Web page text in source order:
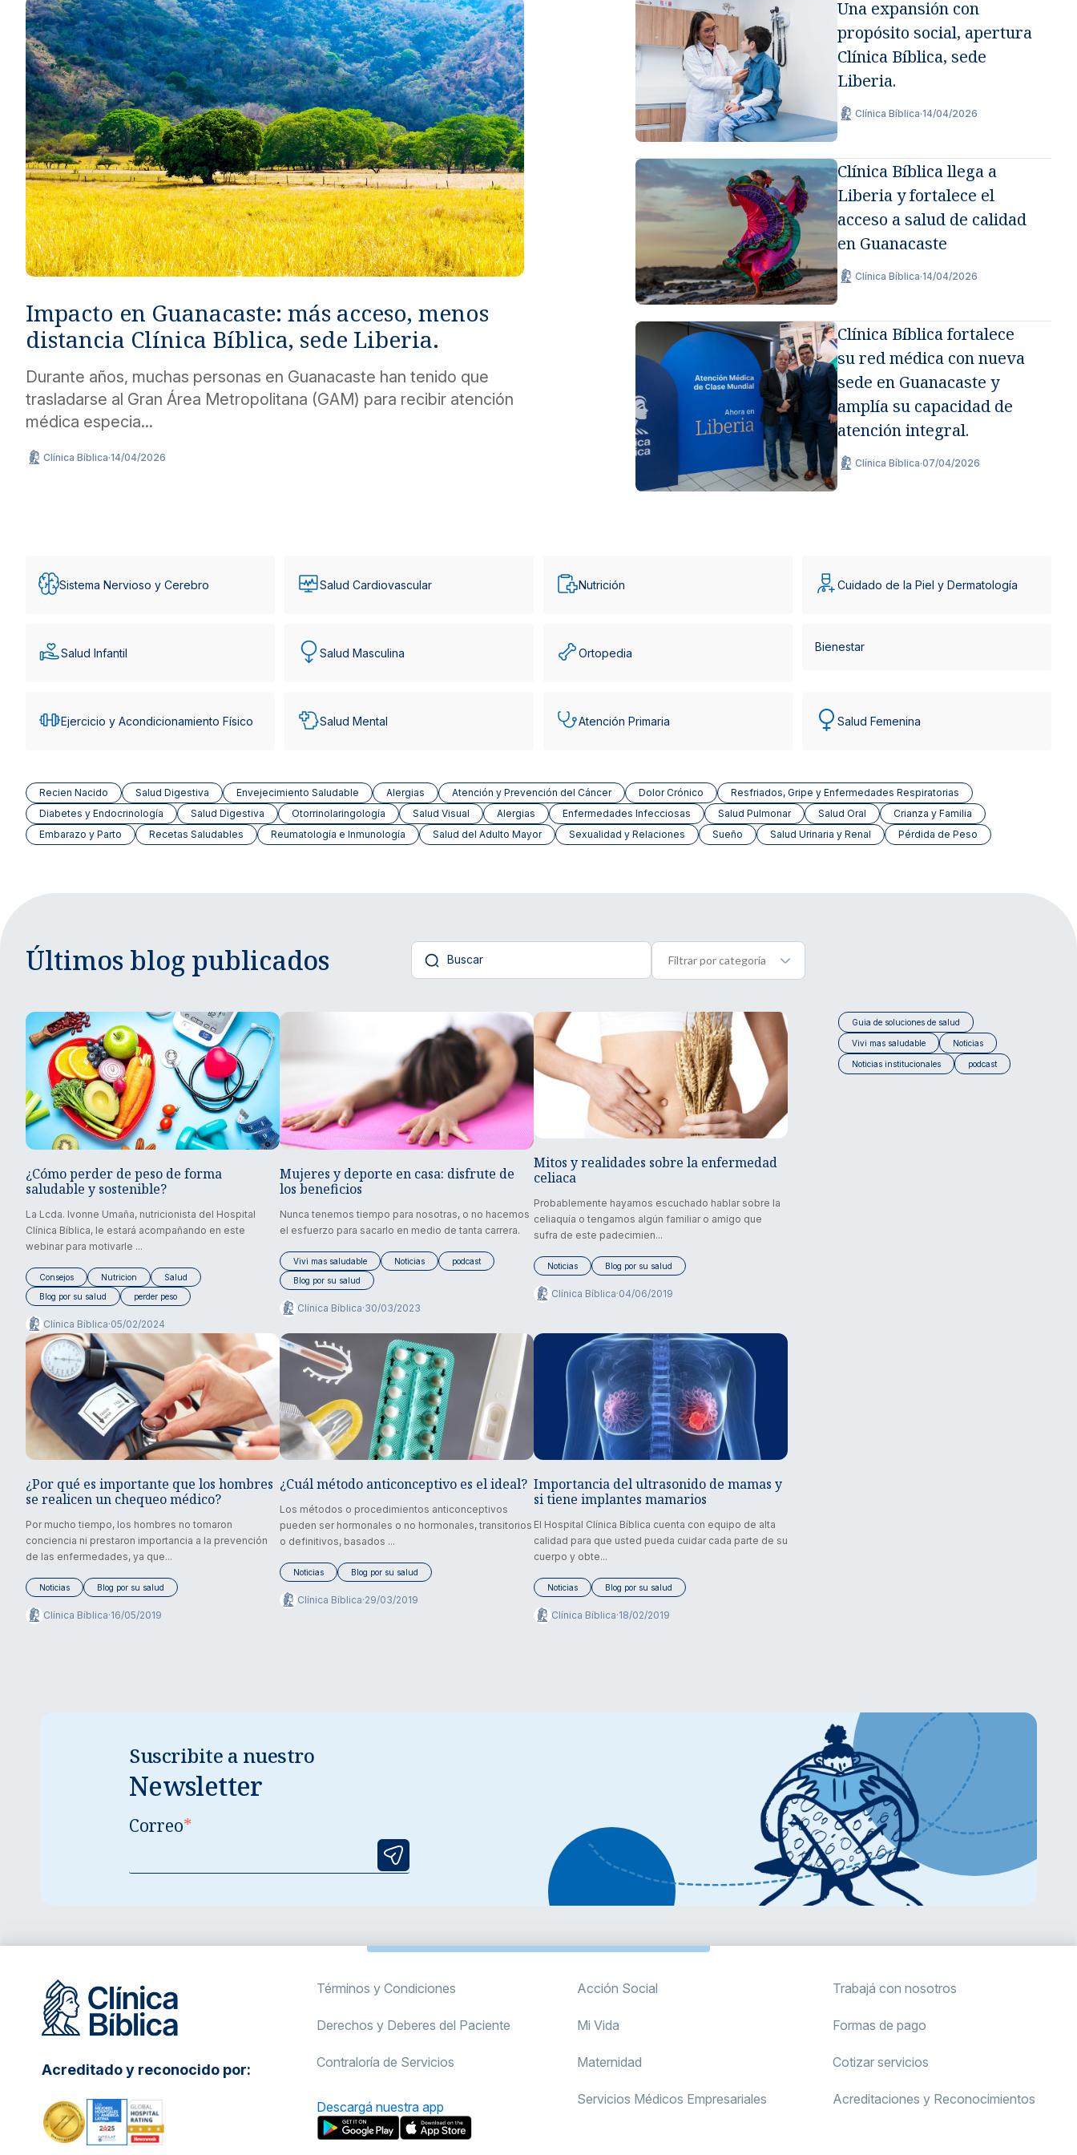
Métodos de pago seguros, simples y convenientes.
Impacto en Guanacaste: más acceso, menos
distancia Clínica Bíblica, sede Liberia.
Durante años, muchas personas en Guanacaste han tenido que
trasladarse al Gran Área Metropolitana (GAM) para recibir atención
médica especia...
Clínica Bíblica·14/04/2026
Una expansión con
propósito social, apertura
Clínica Bíblica, sede
Liberia.
Clínica Bíblica·14/04/2026
Clínica Bíblica llega a
Liberia y fortalece el
acceso a salud de calidad
en Guanacaste
Clínica Bíblica·14/04/2026
Clínica Bíblica fortalece
su red médica con nueva
sede en Guanacaste y
amplía su capacidad de
atención integral.
Clínica Bíblica·07/04/2026
Sistema Nervioso y Cerebro Salud Cardiovascular Nutrición Cuidado de la Piel y Dermatología
Salud Infantil Salud Masculina Ortopedia Bienestar
Ejercicio y Acondicionamiento Físico Salud Mental Atención Primaria Salud Femenina
Recien Nacido Salud Digestiva Envejecimiento Saludable Alergias Atención y Prevención del Cáncer Dolor Crónico
Resfriados, Gripe y Enfermedades Respiratorias
Diabetes y Endocrinología
Salud Digestiva Otorrinolaringología Salud Visual Alergias Enfermedades Infecciosas Salud Pulmonar Salud Oral
Crianza y Familia
Embarazo y Parto
Recetas Saludables Reumatología e Inmunología Salud del Adulto Mayor Sexualidad y Relaciones Sueño Salud Urinaria y Renal Pérdida de Peso
Últimos blog publicados
¿Cómo perder de peso de forma
saludable y sostenible?
La Lcda. Ivonne Umaña, nutricionista del Hospital
Clínica Bíblica, le estará acompañando en este
webinar para motivarle ...
Consejos Nutricion
Salud
Blog por su salud
perder peso
Clínica Bíblica·05/02/2024
Mujeres y deporte en casa: disfrute de
los beneficios
Nunca tenemos tiempo para nosotras, o no hacemos
el esfuerzo para sacarlo en medio de tanta carrera.
Vivi mas saludable Noticias
podcast
Blog por su salud
Clínica Bíblica·30/03/2023
Mitos y realidades sobre la enfermedad
celiaca
Probablemente hayamos escuchado hablar sobre la
celiaquía o tengamos algún familiar o amigo que
sufra de este padecimien...
Noticias Blog por su salud
Clínica Bíblica·04/06/2019
¿Por qué es importante que los hombres
se realicen un chequeo médico?
Por mucho tiempo, los hombres no tomaron
conciencia ni prestaron importancia a la prevención
de las enfermedades, ya que...
Noticias Blog por su salud
Clínica Bíblica·16/05/2019
¿Cuál método anticonceptivo es el ideal?
Los métodos o procedimientos anticonceptivos
pueden ser hormonales o no hormonales, transitorios
o definitivos, basados ...
Noticias Blog por su salud
Clínica Bíblica·29/03/2019
Importancia del ultrasonido de mamas y
si tiene implantes mamarios
El Hospital Clínica Bíblica cuenta con equipo de alta
calidad para que usted pueda cuidar cada parte de su
cuerpo y obte...
Noticias Blog por su salud
Clínica Bíblica·18/02/2019
Guia de soluciones de salud
Vivi mas saludable Noticias
Noticias institucionales podcast
Suscribite a nuestro
Newsletter
Correo*
Acreditado y reconocido por:
Términos y Condiciones
Derechos y Deberes del Paciente
Contraloría de Servicios
Descargá nuestra app
Acción Social
Mi Vida
Maternidad
Servicios Médicos Empresariales
Trabajá con nosotros
Formas de pago
Cotizar servicios
Acreditaciones y Reconocimientos